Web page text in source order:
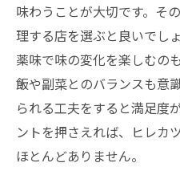
味わうことが大切です。そ
理する店を選ぶと良いでし
薬味で味の変化を楽しむの
飯や副菜とのバランスも意
られる工夫をすると満足度
ントを押さえれば、ヒレカ
ほとんどありません。